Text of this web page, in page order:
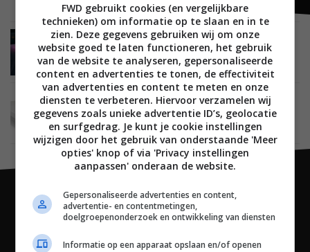
SMARTHOME 03 JANUARI 2017
Met de 360 Smart Bed van Sleep Number heb je
nooit meer koude voeten
SMARTHOME 16 SEPTEMBER 2016
Sleep Number is slim bed dat je nachtrust
controleert
FWD gebruikt cookies (en vergelijkbare
technieken) om informatie op te slaan en in te
zien. Deze gegevens gebruiken wij om onze
website goed te laten functioneren, het gebruik
van de website te analyseren, gepersonaliseerde
content en advertenties te tonen, de effectiviteit
van advertenties en content te meten en onze
diensten te verbeteren. Hiervoor verzamelen wij
gegevens zoals unieke advertentie ID’s, geolocatie
en surfgedrag. Je kunt je cookie instellingen
wijzigen door het gebruik van onderstaande 'Meer
opties' knop of via 'Privacy instellingen
aanpassen' onderaan de website.
Gepersonaliseerde advertenties en content,
advertentie- en contentmetingen,
doelgroepenonderzoek en ontwikkeling van diensten
Informatie op een apparaat opslaan en/of openen